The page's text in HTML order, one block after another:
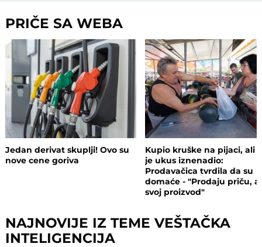
PRIČE SA WEBA
Jedan derivat skuplji! Ovo su
nove cene goriva
Kupio kruške na pijaci, ali
je ukus iznenadio:
Prodavačica tvrdila da su
domaće - "Prodaju priču, a
svoj proizvod"
NAJNOVIJE IZ TEME VEŠTAČKA
INTELIGENCIJA